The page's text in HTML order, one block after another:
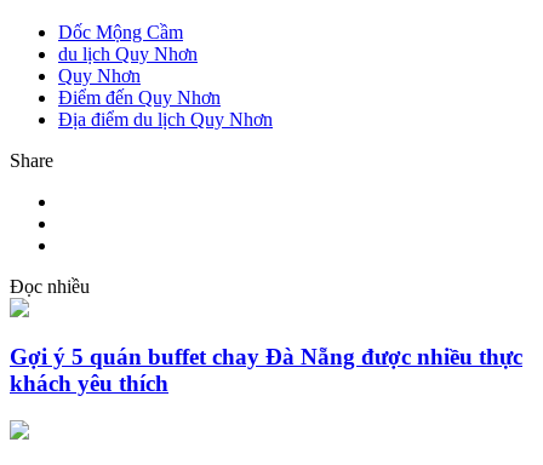
Dốc Mộng Cầm
du lịch Quy Nhơn
Quy Nhơn
Điểm đến Quy Nhơn
Địa điểm du lịch Quy Nhơn
Share
Đọc nhiều
Gợi ý 5 quán buffet chay Đà Nẵng được nhiều thực
khách yêu thích